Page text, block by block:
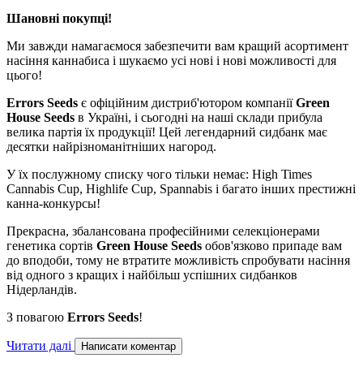
Шановні покупці!
Ми завжди намагаємося забезпечити вам кращий асортимент
насіння каннабиса і шукаємо усі нові і нові можливості для
цього!
Errors Seeds є офіційним дистриб'ютором компаніїGreen
House Seeds в Україні, і сьогодні на наші склади прибула
велика партія їх продукції! Цей легендарний сидбанк має
десятки найрізноманітніших нагород.
У їх послужному списку чого тільки немає: High Times
Cannabis Cup, Highlife Cup, Spannabis і багато інших престижні
канна-конкурсы!
Прекрасна, збалансована професійними селекціонерами
генетика сортів Green House Seeds обов'язково припаде вам
до вподоби, тому не втратите можливість спробувати насіння
від одного з кращих і найбільш успішних сидбанков
Нідерландів.
З повагою Errors Seeds!
Читати далі Написати коментар